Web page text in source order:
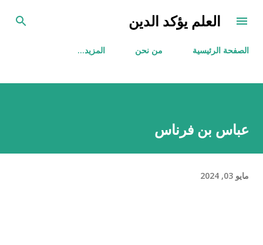
التخطي إلى المحتوى الرئيسي
العلم يؤكد الدين
الصفحة الرئيسية من نحن ‏المزيد…
عباس بن فرناس
مايو 03, 2024